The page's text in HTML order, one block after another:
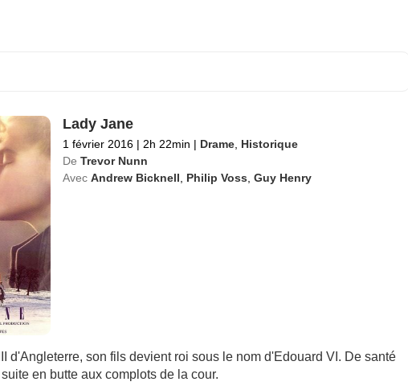
Lady Jane
1 février 2016 | 2h 22min | Drame, Historique
De Trevor Nunn
Avec Andrew Bicknell Philip Voss Guy Henry
d'Angleterre, son fils devient roi sous le nom d'Edouard VI. De santé
en butte aux complots de la cour.